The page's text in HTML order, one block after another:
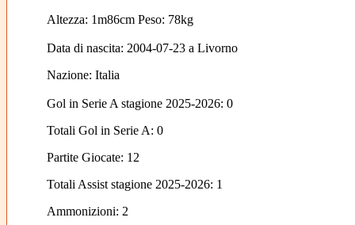
Altezza: 1m86cm Peso: 78kg
Data di nascita: 2004-07-23 a Livorno
Nazione: Italia
Gol in Serie A stagione 2025-2026: 0
Totali Gol in Serie A: 0
Partite Giocate: 12
Totali Assist stagione 2025-2026: 1
Ammonizioni: 2